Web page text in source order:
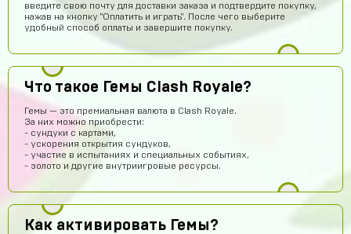
введите свою почту для доставки заказа и подтвердите покупку,
нажав на кнопку "Оплатить и играть". После чего выберите
удобный способ оплаты и завершите покупку.
Что такое Гемы Clash Royale?
Гемы — это премиальная валюта в Clash Royale.
За них можно приобрести:
- сундуки с картами,
- ускорения открытия сундуков,
- участие в испытаниях и специальных событиях,
- золото и другие внутриигровые ресурсы.
Как активировать Гемы?
Yaroslav Bulavintcev
Ку
Тимофей Колесников 13 часов назад